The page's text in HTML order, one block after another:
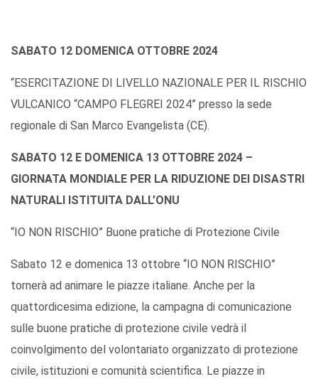
SABATO 12 DOMENICA OTTOBRE 2024
“ESERCITAZIONE DI LIVELLO NAZIONALE PER IL RISCHIO
VULCANICO “CAMPO FLEGREI 2024” presso la sede
regionale di San Marco Evangelista (CE).
SABATO 12 E DOMENICA 13 OTTOBRE 2024 –
GIORNATA MONDIALE PER LA RIDUZIONE DEI DISASTRI
NATURALI ISTITUITA DALL’ONU
“IO NON RISCHIO” Buone pratiche di Protezione Civile
Sabato 12 e domenica 13 ottobre “IO NON RISCHIO”
tornerà ad animare le piazze italiane. Anche per la
quattordicesima edizione, la campagna di comunicazione
sulle buone pratiche di protezione civile vedrà il
coinvolgimento del volontariato organizzato di protezione
civile, istituzioni e comunità scientifica. Le piazze in